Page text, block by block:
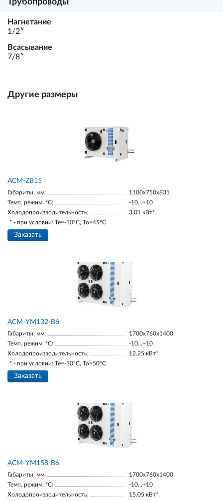
Трубопроводы
Нагнетание
1/2ʺ
Всасывание
7/8ʺ
Другие размеры
ACM-ZB15
Габариты, мм:
1100х750х831
Темп. режим, °С:
-10…+10
Холодопроизводительность:
3.01 кВт*
* - при условии: Te=-10ºC, To=45ºC
Заказать
АСМ-YM132-В6
Габариты, мм:
1700х760х1400
Темп. режим, °С:
-10…+10
Холодопроизводительность:
12.25 кВт*
* - при условии: Te=-10ºC, To=50ºC
Заказать
АСМ-YM158-В6
Габариты, мм:
1700х760х1400
Темп. режим, °С:
-10…+10
Холодопроизводительность:
15.05 кВт*